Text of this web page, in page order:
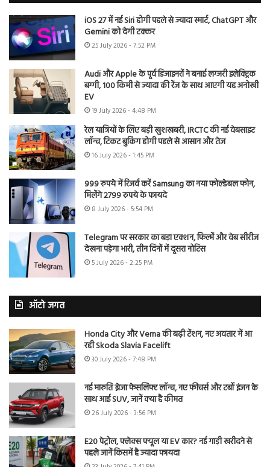
iOS 27 में नई Siri होगी पहले से ज्यादा स्मार्ट, ChatGPT और
Gemini को देगी टक्कर
25 July 2026 - 7:52 PM
Audi और Apple के पूर्व डिजाइनरों ने बनाई लग्जरी इलेक्ट्रिक
बग्गी, 100 किमी से ज्यादा की रेंज के साथ आएगी यह अनोखी
EV
19 July 2026 - 4:48 PM
रेल यात्रियों के लिए बड़ी खुशखबरी, IRCTC की नई वेबसाइट
लॉन्च, टिकट बुकिंग होगी पहले से आसान और तेज
16 July 2026 - 1:45 PM
999 रुपये में रिजर्व करें Samsung का नया फोल्डेबल फोन,
मिलेंगे 2799 रुपये के फायदे
8 July 2026 - 5:54 PM
Telegram पर सरकार का बड़ा एक्शन, फिल्में और वेब सीरीज
देखना पड़ेगा भारी, तीन दिनों में दूसरा नोटिस
5 July 2026 - 2:25 PM
ऑटो जगत
Honda City और Verna की बढ़ी टेंशन, नए अवतार में आ
रही Skoda Slavia Facelift
30 July 2026 - 7:48 PM
नई मारुति ब्रेजा फेसलिफ्ट लॉन्च, नए फीचर्स और टर्बो इंजन के
साथ आई SUV, जानें क्या है कीमत
26 July 2026 - 3:56 PM
E20 पेट्रोल, फ्लेक्स फ्यूल या EV कार? नई गाड़ी खरीदने से
पहले जानें किसमें है ज्यादा फायदा